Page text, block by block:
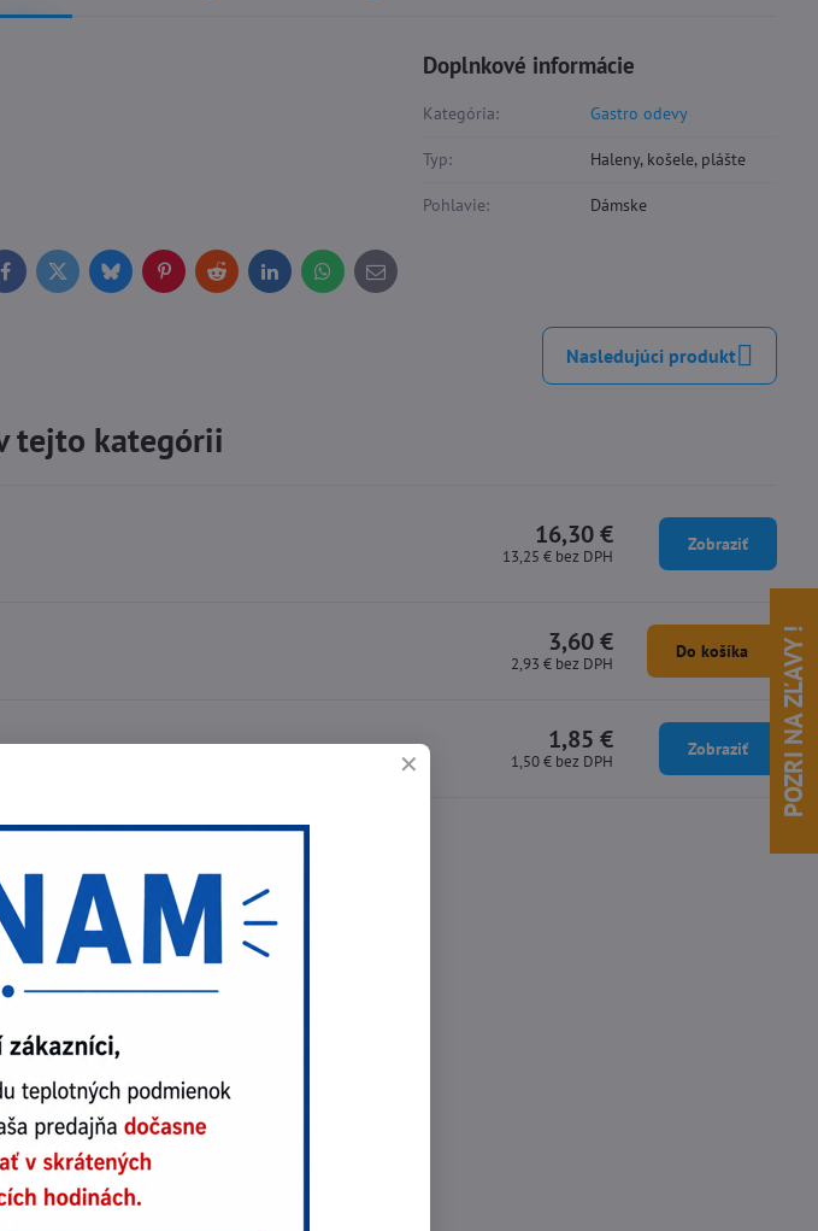
Doplnkové informácie
Kategória: Gastro odevy
Typ: Haleny, košele, plášte
Pohlavie: Dámske
FacebookTwitterBlueskyPinterestRedditLinkedInWhatsApp
E-
mail
Nasledujúci produkt
tejto kategórii
16,30 €
13,25 € bez DPH
Zobraziť
3,60 €
2,93 € bez DPH
Do košíka
1,85 €
1,50 € bez DPH
Zobraziť POZRI NA ZĽAVY !